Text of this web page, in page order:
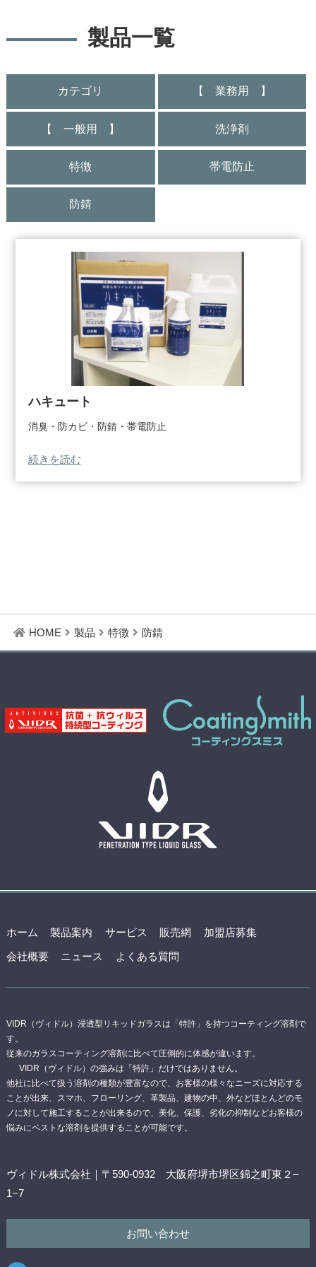
製品一覧
カテゴリ 【 業務用 】
【 一般用 】 洗浄剤
特徴 帯電防止
防錆
ハキュート
消臭・防カビ・防錆・帯電防止
続きを読む
HOME 製品 特徴 防錆
ホーム 製品案内 サービス 販売網 加盟店募集
会社概要 ニュース よくある質問
VIDR（ヴィドル）浸透型リキッドガラスは「特許」を持つコーティング溶剤で
す。
従来のガラスコーティング溶剤に比べて圧倒的に体感が違います。
VIDR（ヴィドル）の強みは「特許」だけではありません。
他社に比べて扱う溶剤の種類が豊富なので、お客様の様々なニーズに対応する
ことが出来、スマホ、フローリング、革製品、建物の中、外などほとんどのモ
ノに対して施工することが出来るので、美化、保護、劣化の抑制などお客様の
悩みにベストな溶剤を提供することが可能です。
ヴィドル株式会社｜〒590-0932 大阪府堺市堺区錦之町東２–
1−7
お問い合わせ